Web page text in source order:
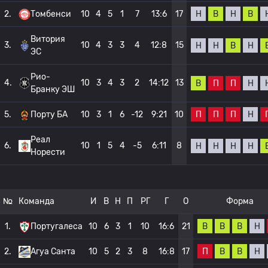
2. Томбенси 10 4 5 1 7 13:6 17 Н В Н В
3.
Витория
ЭС
10 4 3 3 4 12:8 15 Н Н В Н
4.
Рио-
Бранку ЭШ
10 3 4 3 2 14:12 13 В П П Н
5. Порту БА 10 3 1 6 -12 9:21 10 П П П Н
6.
Реал
Норести
10 1 5 4 -5 6:11 8 Н Н Н Н
№ Команда И В Н П РГ Г О Форма
1. Португалеса 10 6 3 1 10 16:6 21 В В В Н
2. Агуа Санта 10 5 2 3 8 16:8 17 П В В Н